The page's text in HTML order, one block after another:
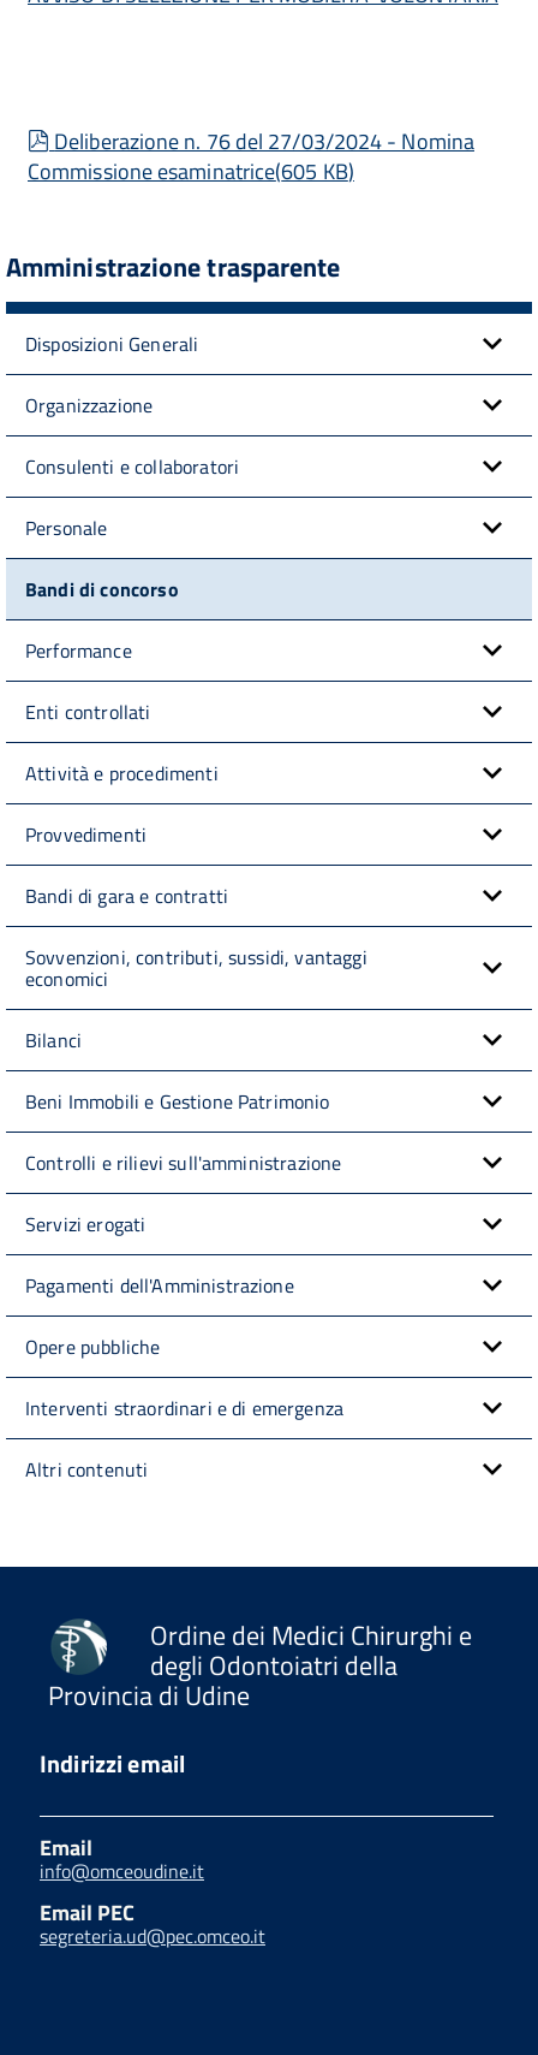
pdf
Deliberazione n. 76 del 27/03/2024 - Nomina
Commissione esaminatrice(605 KB)
Amministrazione trasparente
Disposizioni Generali
Organizzazione
Consulenti e collaboratori
Personale
Bandi di concorso
Performance
Enti controllati
Attività e procedimenti
Provvedimenti
Bandi di gara e contratti
Sovvenzioni, contributi, sussidi, vantaggi
economici
Bilanci
Beni Immobili e Gestione Patrimonio
Controlli e rilievi sull'amministrazione
Servizi erogati
Pagamenti dell'Amministrazione
Opere pubbliche
Interventi straordinari e di emergenza
Altri contenuti
Ordine dei Medici Chirurghi e
degli Odontoiatri della
Provincia di Udine
Indirizzi email
Email
info@omceoudine.it
Email PEC
segreteria.ud@pec.omceo.it